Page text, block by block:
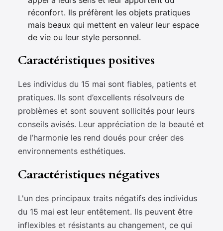
réconfort. Ils préfèrent les objets pratiques
mais beaux qui mettent en valeur leur espace
de vie ou leur style personnel.
Caractéristiques positives
Les individus du 15 mai sont fiables, patients et
pratiques. Ils sont d’excellents résolveurs de
problèmes et sont souvent sollicités pour leurs
conseils avisés. Leur appréciation de la beauté et
de l’harmonie les rend doués pour créer des
environnements esthétiques.
Caractéristiques négatives
L'un des principaux traits négatifs des individus
du 15 mai est leur entêtement. Ils peuvent être
inflexibles et résistants au changement, ce qui